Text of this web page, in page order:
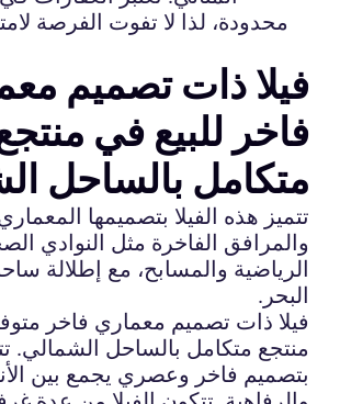
محدودة، لذا لا تفوت الفرصة
فيلا ذات تصميم
فاخر للبيع في
متكامل بالساحل
تتميز هذه الفيلا بتصميمها
والمرافق الفاخرة مثل النوادي
الرياضية والمسابح، مع إطلالة
البحر.
فيلا ذات تصميم معماري فاخر
منتجع متكامل بالساحل الشمالي.
بتصميم فاخر وعصري يجمع بين